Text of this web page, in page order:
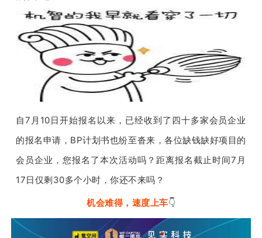
自7月10日开始报名以来，已经收到了四十多家会员企业
的报名申请，BP计划书也纷至沓来，各位缺钱缺好项目的
会员企业，您报名了本次活动吗？ 距离报名截止时间7月
17日仅剩30多个小时，你还不来吗？
机会难得，速度上车👇